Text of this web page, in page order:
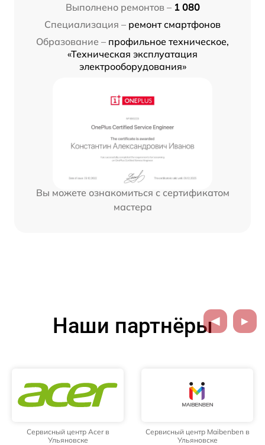
Выполнено ремонтов – 1 080
Специализация – ремонт смартфонов
Образование – профильное техническое,
«Техническая эксплуатация
электрооборудования»
Вы можете ознакомиться с сертификатом
мастера
Наши партнёры
Сервисный центр Acer в
Ульяновске
Сервисный центр Maibenben в
Ульяновске